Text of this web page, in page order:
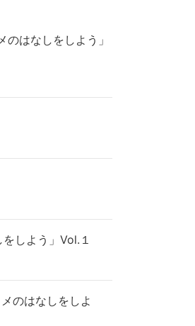
はなしをしよう」
しよう」Vol.１
のはなしをしよ